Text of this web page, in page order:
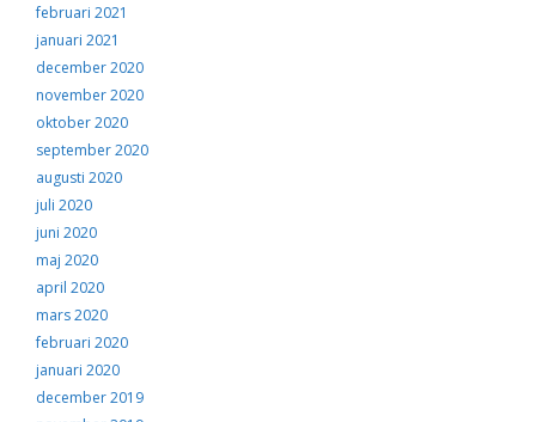
februari 2021
januari 2021
december 2020
november 2020
oktober 2020
september 2020
augusti 2020
juli 2020
juni 2020
maj 2020
april 2020
mars 2020
februari 2020
januari 2020
december 2019